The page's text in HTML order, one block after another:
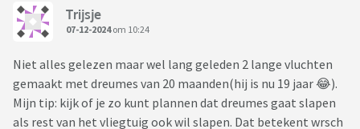
Trijsje
07-12-2024om 10:24
Niet alles gelezen maar wel lang geleden 2 lange vluchten
gemaakt met dreumes van 20 maanden(hij is nu 19 jaar 😂).
Mijn tip: kijk of je zo kunt plannen dat dreumes gaat slapen
als rest van het vliegtuig ook wil slapen. Dat betekent wrsch